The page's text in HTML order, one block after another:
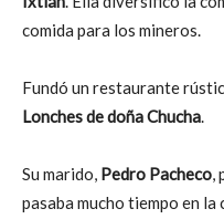
comida para los mineros.
Fundó un restaurante
Lonches de doña Chucha.
Su marido, Pedro Pacheco,
pasaba mucho tiempo en la